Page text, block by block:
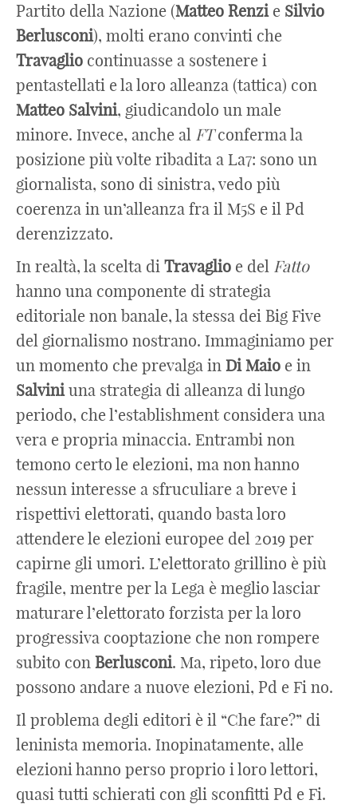
Partito della Nazione (Matteo Renzie Silvio
Berlusconi), molti erano convinti che
Travaglio continuasse a sostenere i
pentastellati e la loro alleanza (tattica) con
Matteo Salvini, giudicandolo un male
minore. Invece, anche al FTconferma la
posizione più volte ribadita a La7: sono un
giornalista, sono di sinistra, vedo più
coerenza in un’alleanza fra il M5S e il Pd
derenzizzato.
In realtà, la scelta di Travaglio e del Fatto
hanno una componente di strategia
editoriale non banale, la stessa dei Big Five
del giornalismo nostrano. Immaginiamo per
un momento che prevalga in Di Maio e in
Salviniuna strategia di alleanza di lungo
periodo, che l’establishment considera una
vera e propria minaccia. Entrambi non
temono certo le elezioni, ma non hanno
nessun interesse a sfruculiare a breve i
rispettivi elettorati, quando basta loro
attendere le elezioni europee del 2019 per
capirne gli umori. L’elettorato grillino è più
fragile, mentre per la Lega è meglio lasciar
maturare l’elettorato forzista per la loro
progressiva cooptazione che non rompere
subito con Berlusconi. Ma, ripeto, loro due
possono andare a nuove elezioni, Pd e Fi no.
Il problema degli editori è il “Che fare?” di
leninista memoria. Inopinatamente, alle
elezioni hanno perso proprio i loro lettori,
quasi tutti schierati con gli sconfitti Pd e Fi.